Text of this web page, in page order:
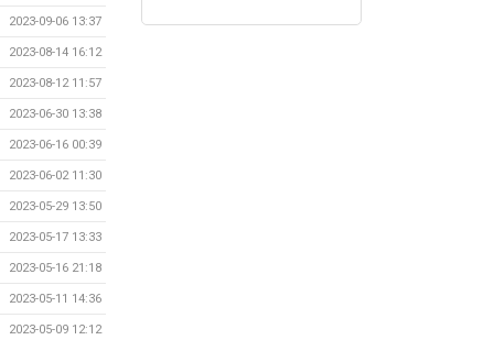
2023-09-06 13:37
2023-08-14 16:12
2023-08-12 11:57
2023-06-30 13:38
2023-06-16 00:39
2023-06-02 11:30
2023-05-29 13:50
2023-05-17 13:33
2023-05-16 21:18
2023-05-11 14:36
2023-05-09 12:12